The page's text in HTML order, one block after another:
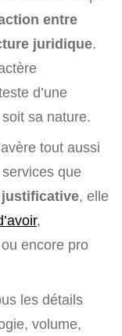
entre
juridique.
d’une
sa nature.
tout aussi
que
justificative, elle
,
encore pro
les détails
volume,